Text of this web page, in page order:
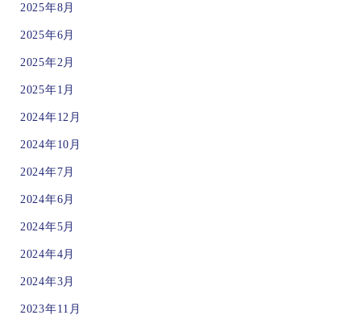
2025年8月
2025年6月
2025年2月
2025年1月
2024年12月
2024年10月
2024年7月
2024年6月
2024年5月
2024年4月
2024年3月
2023年11月